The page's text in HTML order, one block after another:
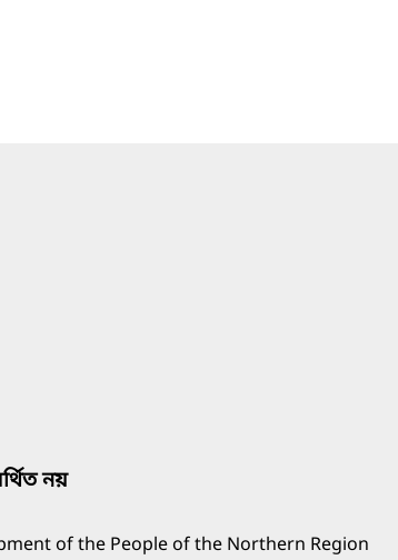
নয়
of the People of the Northern Region